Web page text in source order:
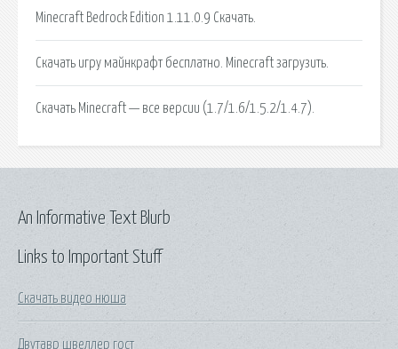
Minecraft Bedrock Edition 1.11.0.9 Скачать.
Скачать игру майнкрафт бесплатно. Minecraft загрузить.
Скачать Minecraft — все версии (1.7/1.6/1.5.2/1.4.7).
Links to Important Stuff
Скачать видео нюша
Двутавр швеллер гост
An Informative Text Blurb